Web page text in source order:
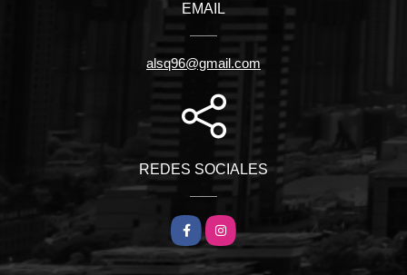
EMAIL
alsq96@gmail.com
REDES SOCIALES
Facebook
Instagram